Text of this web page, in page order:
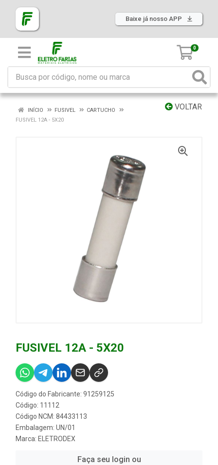
Baixe já nosso APP
0
VOLTAR
INÍCIO FUSIVEL
CARTUCHO
FUSIVEL 12A - 5X20
FUSIVEL 12A - 5X20
Código do Fabricante: 91259125
Código: 11112
Código NCM: 84433113
Embalagem: UN/01
Marca: ELETRODEX
Faça seu login ou